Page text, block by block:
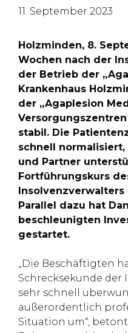
11. September 2023
Holzminden, 8.
Wochen nach der
der Betrieb der
Krankenhaus
der „Agaplesion
stabil. Die
schnell
und Partner
Fortführungskurs
Insolvenzverwalters
Parallel dazu hat
beschleunigten
gestartet.
„Die Beschäftigten
Schrecksekunde der
sehr schnell
außerordentlich
Situation um“,